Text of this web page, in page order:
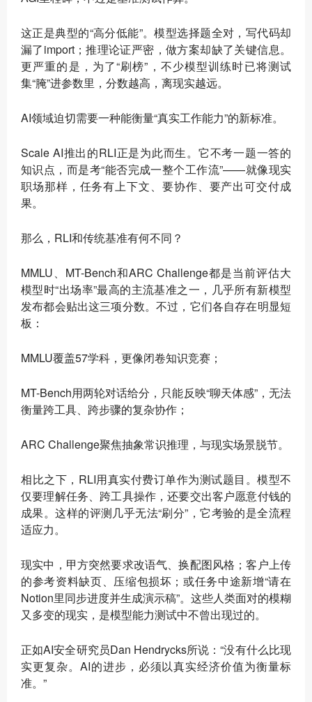
这正是典型的“高分低能”。模型选择题全对，写代码却
漏了import；推理论证严密，做方案却缺了关键信息。
更严重的是，为了“刷榜”，不少模型训练时已将测试
集“腌”进参数里，分数越高，离现实越远。
AI领域迫切需要一种能衡量“真实工作能力”的新标准。
Scale AI推出的RLI正是为此而生。它不考一题一答的
知识点，而是考“能否完成一整个工作流”——就像现实
职场那样，任务有上下文、要协作、要产出可交付成
果。
那么，RLI和传统基准有何不同？
MMLU、MT-Bench和ARC Challenge都是当前评估大
模型时“出场率”最高的主流基准之一，几乎所有新模型
发布都会贴出这三项分数。不过，它们各自存在明显短
板：
MMLU覆盖57学科，更像闭卷知识竞赛；
MT-Bench用两轮对话给分，只能反映“聊天体感”，无法
衡量跨工具、跨步骤的复杂协作；
ARC Challenge聚焦抽象常识推理，与现实场景脱节。
相比之下，RLI用真实付费订单作为测试题目。模型不
仅要理解任务、跨工具操作，还要交出客户愿意付钱的
成果。这样的评测几乎无法“刷分”，它考验的是全流程
适应力。
现实中，甲方突然要求改语气、换配图风格；客户上传
的参考资料缺页、压缩包损坏；或任务中途新增“请在
Notion里同步进度并生成演示稿”。这些人类面对的模糊
又多变的现实，是模型能力测试中不曾出现过的。
正如AI安全研究员Dan Hendrycks所说：“没有什么比现
实更复杂。AI的进步，必须以真实经济价值为衡量标
准。”